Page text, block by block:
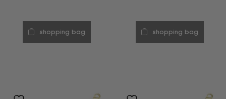
shopping bag shopping bag